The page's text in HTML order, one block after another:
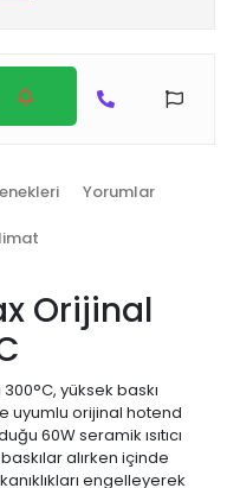
Yorumlar
Orijinal
yüksek baskı
uyumlu orijinal hotend
60W seramik ısıtıcı
alırken içinde
engelleyerek